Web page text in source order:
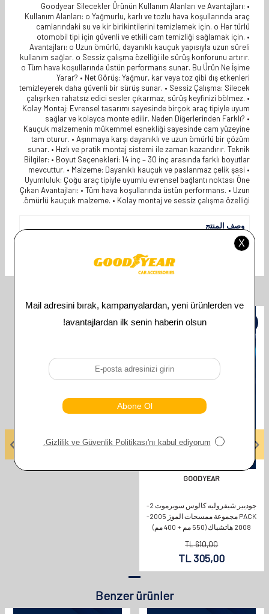
Goodyear Silecekler Ürünün Kullanım Alanları ve Avantajları: •
Kullanım Alanları: o Yağmurlu, karlı ve tozlu hava koşullarında araç
camlarındaki su ve kir birikintilerini temizlemek için. o Her türlü
otomobil tipi için güvenli ve etkili cam temizliği sağlamak için. •
Avantajları: o Uzun ömürlü, dayanıklı kauçuk yapısıyla uzun süreli
kullanım sağlar. o Sessiz çalışma özelliği ile sürüş konforunu artırır.
o Tüm hava koşullarında üstün performans sunar. Bu Ürün Ne İşime
Yarar? • Net Görüş: Yağmur, kar veya toz gibi dış etkenleri
temizleyerek daha güvenli bir sürüş sunar. • Sessiz Çalışma: Silecek
çalışırken rahatsız edici sesler çıkarmaz, sürüş keyfinizi bölmez. •
Kolay Montaj: Evrensel tasarımı sayesinde birçok araç tipiyle uyum
sağlar ve kolayca monte edilir. Neden Diğerlerinden Farklı? •
Kauçuk malzemenin mükemmel esnekliği sayesinde cam yüzeyine
tam oturur. • Aşınmaya karşı dayanıklı ve uzun ömürlü bir çözüm
sunar. • Hızlı ve pratik montaj sistemi ile zaman kazandırır. Teknik
Bilgiler: • Boyut Seçenekleri: 14 inç – 30 inç arasında farklı boyutlar
mevcuttur. • Malzeme: Dayanıklı kauçuk ve paslanmaz çelik şasi •
Uyumluluk: Çoğu araç tipiyle uyumlu evrensel bağlantı noktası Öne
Çıkan Avantajları: • Tüm hava koşullarında üstün performans. • Uzun
ömürlü kauçuk malzeme. • Kolay montaj ve sessiz çalışma özelliği.
وصف المنتج
Uyumlu Araç Modeli
GOODYEAR
جوديير شيفروليه كالوس سوبرموت 2-
PACK مجموعة ممسحات الموز 2005-
2008 هاتشباك (550 مم + 400 مم)
610,00
TL
305,00
TL
Benzer ürünler